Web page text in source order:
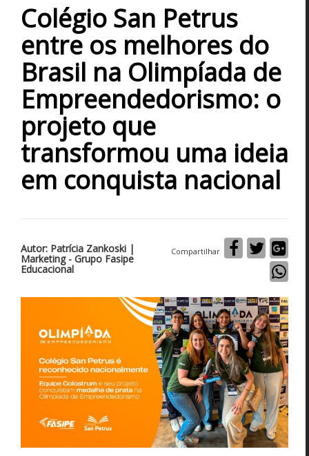
Colégio San Petrus
entre os melhores do
Brasil na Olimpíada de
Empreendedorismo: o
projeto que
transformou uma ideia
em conquista nacional
Autor: Patrícia Zankoski |
Marketing - Grupo Fasipe
Educacional
Compartilhar